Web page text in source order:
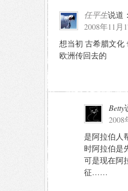
任平生说道：
2008年11月
想当初 古希腊文化
欧洲传回去的
Betty
2008
是阿拉伯人
时阿拉伯是
可是现在阿
征……